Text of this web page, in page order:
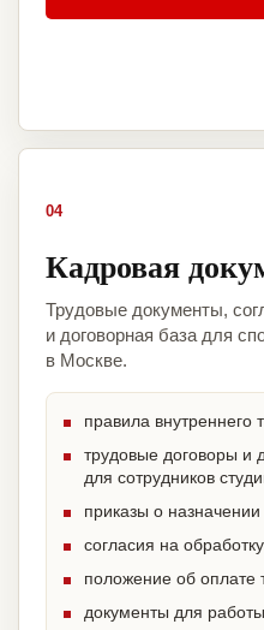
04
Кадровая
Трудовые документы,
и договорная база для
в Москве.
правила внутреннего
трудовые договоры и
для сотрудников
приказы о
согласия на
положение об оплате
документы для